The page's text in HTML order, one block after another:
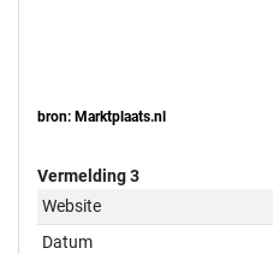
bron: Marktplaats.nl
Vermelding 3
Website
Datum